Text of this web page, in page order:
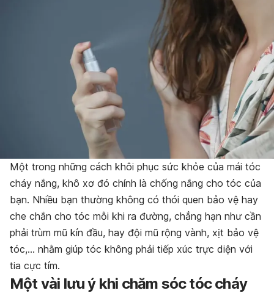
Một trong những cách khôi phục sức khỏe của mái tóc
cháy nắng, khô xơ đó chính là chống nắng cho tóc của
bạn. Nhiều bạn thường không có thói quen bảo vệ hay
che chắn cho tóc mỗi khi ra đường, chẳng hạn như cần
phải trùm mũ kín đầu, hay đội mũ rộng vành, xịt bảo vệ
tóc,… nhằm giúp tóc không phải tiếp xúc trực diện với
tia cực tím.
Một vài lưu ý khi chăm sóc tóc cháy